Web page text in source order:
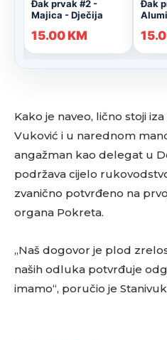
Kako je naveo, lično stoji
Vuković i u narednom
angažman kao delegat u
podržava cijelo
zvanično potvrđeno na
organa Pokreta.
„Naš dogovor je plod
naših odluka potvrđuje
imamo“, poručio je